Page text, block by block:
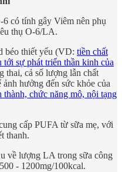
có tính gây Viêm nên phụ
thụ O-6/LA.
béo thiết yếu (VD: tiền chất
sự phát triển thần kinh của
thai, cả số lượng lẫn chất
hưởng đến sức khỏe của
thành, chức năng mô, nội tạng
cấp PUFA từ sữa mẹ, với
thanh.
về lượng LA trong sữa công
- 1200mg/100kcal.